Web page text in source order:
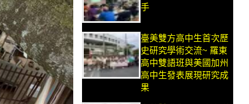
手
臺美雙方高中生首次歷
史研究學術交流~ 羅東
高中雙語班與美國加州
高中生發表展現研究成
果